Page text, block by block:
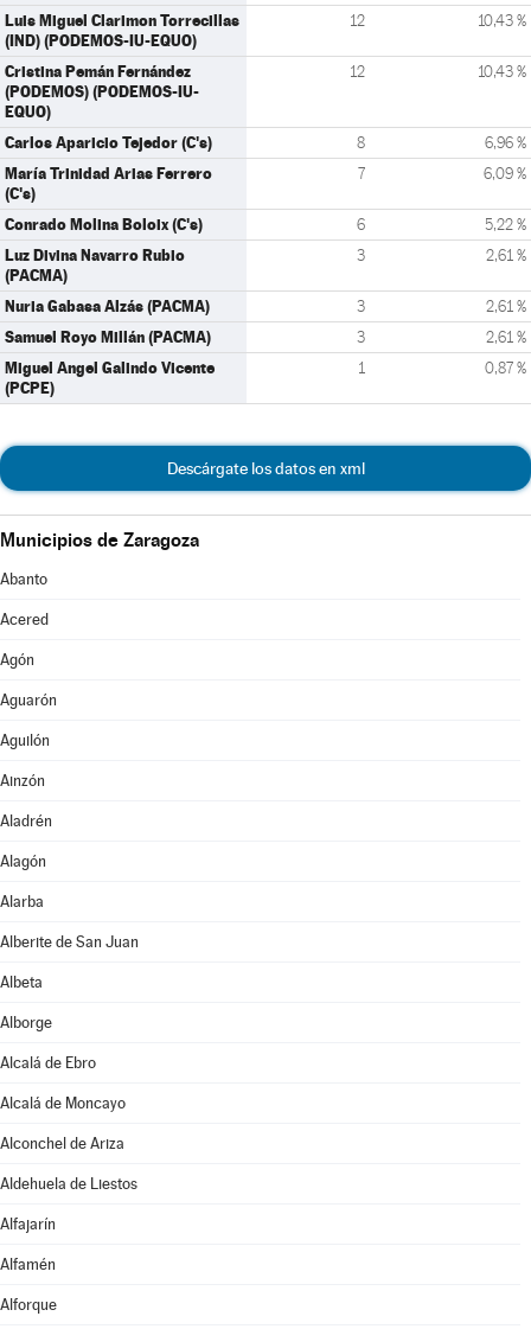
Luis Miguel Clarimon Torrecillas
(IND) (PODEMOS-IU-EQUO)
12 10,43 %
Cristina Pemán Fernández
(PODEMOS) (PODEMOS-IU-
EQUO)
12 10,43 %
Carlos Aparicio Tejedor (C's) 8 6,96 %
María Trinidad Arias Ferrero
(C's)
7 6,09 %
Conrado Molina Boloix (C's) 6 5,22 %
Luz Divina Navarro Rubio
(PACMA)
3 2,61 %
Nuria Gabasa Alzás (PACMA) 3 2,61 %
Samuel Royo Millán (PACMA) 3 2,61 %
Miguel Angel Galindo Vicente
(PCPE)
1 0,87 %
Descárgate los datos en xml
Municipios de Zaragoza
Abanto
Acered
Agón
Aguarón
Aguilón
Ainzón
Aladrén
Alagón
Alarba
Alberite de San Juan
Albeta
Alborge
Alcalá de Ebro
Alcalá de Moncayo
Alconchel de Ariza
Aldehuela de Liestos
Alfajarín
Alfamén
Alforque